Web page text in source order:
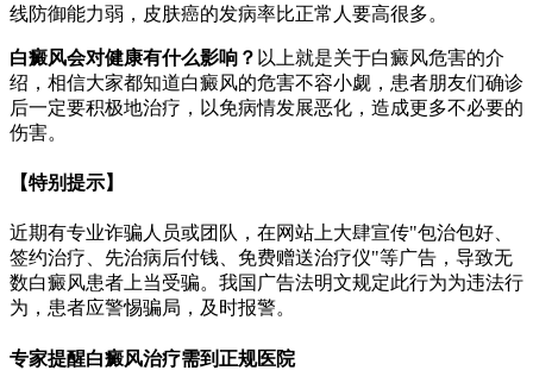
线防御能力弱，皮肤癌的发病率比正常人要高很多。
白癜风会对健康有什么影响？ 以上就是关于白癜风危害的介
绍，相信大家都知道白癜风的危害不容小觑，患者朋友们确诊
后一定要积极地治疗，以免病情发展恶化，造成更多不必要的
伤害。
【特别提示】
近期有专业诈骗人员或团队，在网站上大肆宣传"包治包好、
签约治疗、先治病后付钱、免费赠送治疗仪"等广告，导致无
数白癜风患者上当受骗。我国广告法明文规定此行为为违法行
为，患者应警惕骗局，及时报警。
专家提醒白癜风治疗需到正规医院